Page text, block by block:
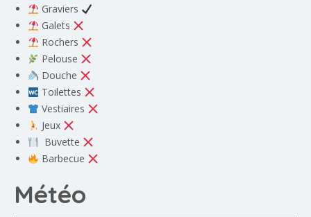
Graviers
Galets
Rochers
Pelouse
Douche
Toilettes
Vestiaires
Jeux
Buvette
Barbecue
Météo